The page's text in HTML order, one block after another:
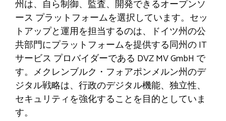
州は、自ら制御、監査、開発できるオープンソ
ース プラットフォームを選択しています。セッ
トアップと運用を担当するのは、ドイツ州の公
共部門にプラットフォームを提供する同州の IT
サービス プロバイダーである DVZ MV GmbH で
す。メクレンブルク・フォアポンメルン州のデ
ジタル戦略は、行政のデジタル機能、独立性、
セキュリティを強化することを目的としていま
す。